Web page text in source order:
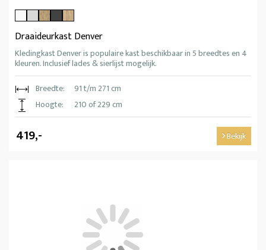
Draaideurkast Denver
Kledingkast Denver is populaire kast beschikbaar in 5 breedtes en 4
kleuren. Inclusief lades & sierlijst mogelijk.
Breedte:
91 t/m 271 cm
Hoogte:
210 of 229 cm
419,- Bekijk